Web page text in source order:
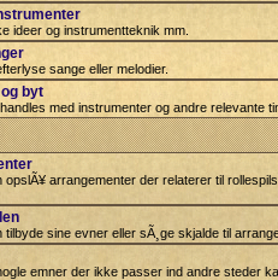
ideer og instrumentteknik mm.
sange eller melodier.
og byt
med instrumenter og andre relevante
opslÃ¥ arrangementer der relaterer til
tilbyde sine evner eller sÃ¸ge skjalde til
emner der ikke passer ind andre steder